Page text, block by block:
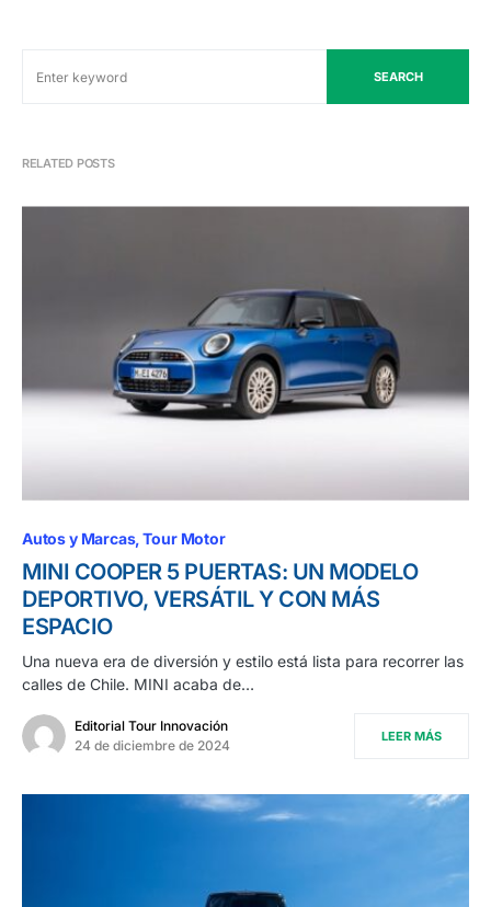
SEARCH
RELATED POSTS
Autos y Marcas Tour Motor
MINI COOPER 5 PUERTAS: UN MODELO
DEPORTIVO, VERSÁTIL Y CON MÁS
ESPACIO
Una nueva era de diversión y estilo está lista para recorrer las
calles de Chile. MINI acaba de…
Editorial Tour Innovación
24 de diciembre de 2024
LEER MÁS